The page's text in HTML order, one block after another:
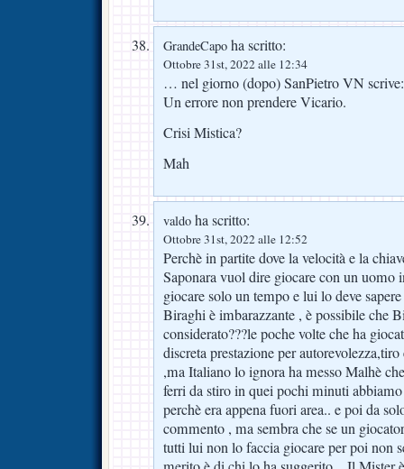
GrandeCapo ha scritto:
Ottobre 31st, 2022 alle 12:34
… nel giorno (dopo) SanPietro VN scrive:
Un errore non prendere Vicario.
Crisi Mistica?
Mah
valdo ha scritto:
Ottobre 31st, 2022 alle 12:52
Perchè in partite dove la velocità e la
Saponara vuol dire giocare con un uomo
giocare solo un tempo e lui lo deve
Biraghi è imbarazzante , è possibile che
considerato???le poche volte che ha
discreta prestazione per
,ma Italiano lo ignora ha messo Malhè
ferri da stiro in quei pochi minuti
perchè era appena fuori area.. e poi da
commento , ma sembra che se un
tutti lui non lo faccia giocare per poi non